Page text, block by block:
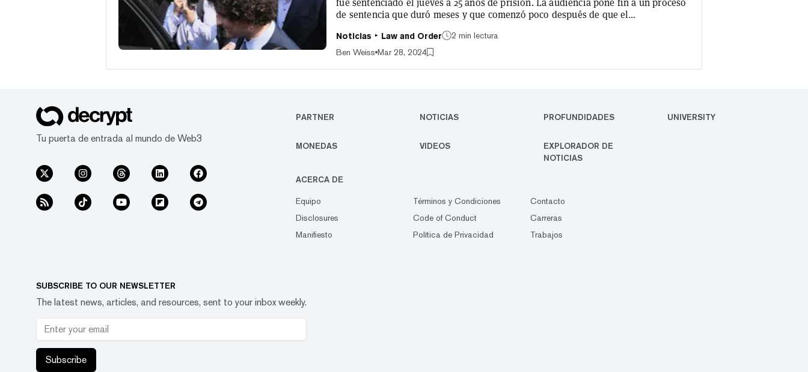
fue sentenciado el jueves a 25 años de prisión. La audiencia pone fin a un proceso
de sentencia que duró meses y que comenzó poco después de que el
las criptomonedas había utilizado FTX como su billetera personal. Bankman-Fried
sacó más de $8.000 millones de fondos de clientes para financiar inversiones de
Noticias Law and Order
2 min lectura
Ben Weiss Mar 28, 2024
Tu puerta de entrada al mundo de Web3
PARTNER NOTICIAS PROFUNDIDADES UNIVERSITY
MONEDAS VIDEOS
EXPLORADOR DE
NOTICIAS
ACERCA DE
Equipo
Disclosures
Manifiesto
Términos y Condiciones
Code of Conduct
Política de Privacidad
Contacto
Carreras
Trabajos
SUBSCRIBE TO OUR NEWSLETTER
The latest news, articles, and resources, sent to your inbox weekly.
Subscribe